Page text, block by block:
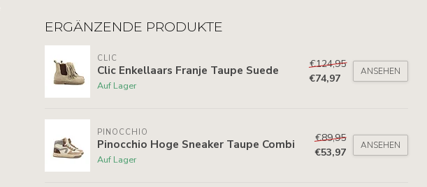
ERGÄNZENDE PRODUKTE
CLIC
Clic Enkellaars Franje Taupe Suede
Auf Lager
€124,95
€74,97
ANSEHEN
PINOCCHIO
Pinocchio Hoge Sneaker Taupe Combi
Auf Lager
€89,95
€53,97
ANSEHEN